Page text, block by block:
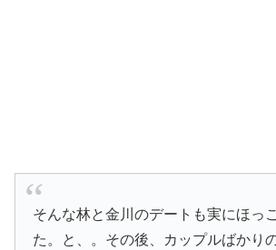
そんな林と金川のデートも実にほっ
た。と、。その後、カップルばかりの